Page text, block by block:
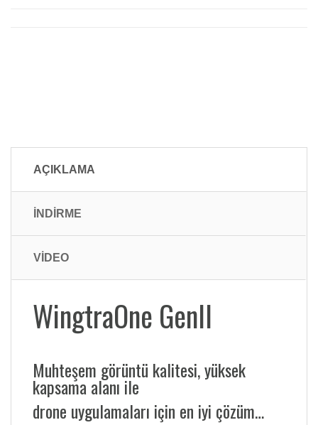
AÇIKLAMA
İNDİRME
VİDEO
WingtraOne GenII
Muhteşem görüntü kalitesi, yüksek
kapsama alanı ile
drone uygulamaları için en iyi çözüm…